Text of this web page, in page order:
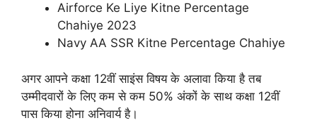
Airforce Ke Liye Kitne Percentage
Chahiye 2023
Navy AA SSR Kitne Percentage Chahiye
अगर आपने कक्षा 12वीं साइंस विषय के अलावा किया है तब
उम्मीदवारों के लिए कम से कम 50% अंकों के साथ कक्षा 12वीं
पास किया होना अनिवार्य है।